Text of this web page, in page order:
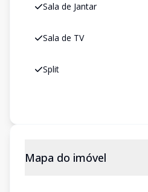
Sala de Jantar
Sala de TV
Split
Mapa do imóvel